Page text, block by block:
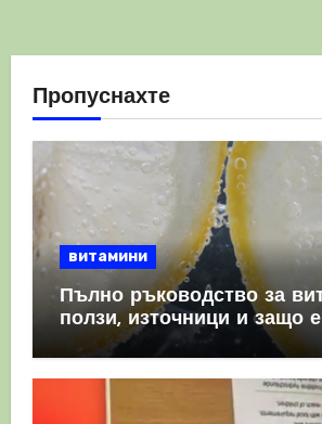
Пропуснахте
витамини
Пълно ръководство за
ползи, източници и защо
имунната система